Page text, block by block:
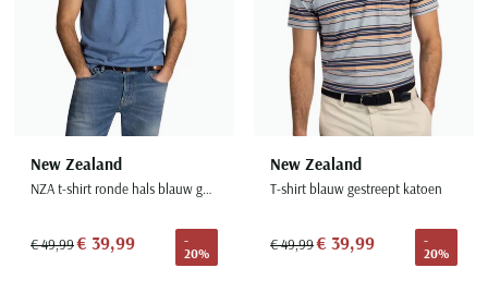
New Zealand
NZA t-shirt ronde hals blauw gemeleerd
€ 49,99€ 39,99
-
20%
New Zealand
T-shirt blauw gestreept katoen
€ 49,99€ 39,99
-
20%